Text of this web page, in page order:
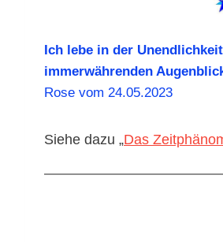
Ich lebe in der
immerwährenden
Rose vom 24.05.2023
Siehe dazu „Das